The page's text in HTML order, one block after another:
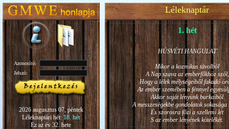
Azonosító:
Jelszó:
2026 augusztus 07, péntek
Léleknaptári hét:18. hét
Ez az év 32. hete
Léleknaptár
1. hét
HÚSVÉTI HANGULAT
Mikor a kozmikus távolból
A Nap szava az emberfőkhöz szól,
Hogy a lélek mélységeiből fakadó
Az ember szemében a fénnyel
Akkor saját lényünk burkaiból
A messzeségekbe gondolatok sokasága
És szorosra főzi a szellemi lét
S az ember lényének kötelékét.